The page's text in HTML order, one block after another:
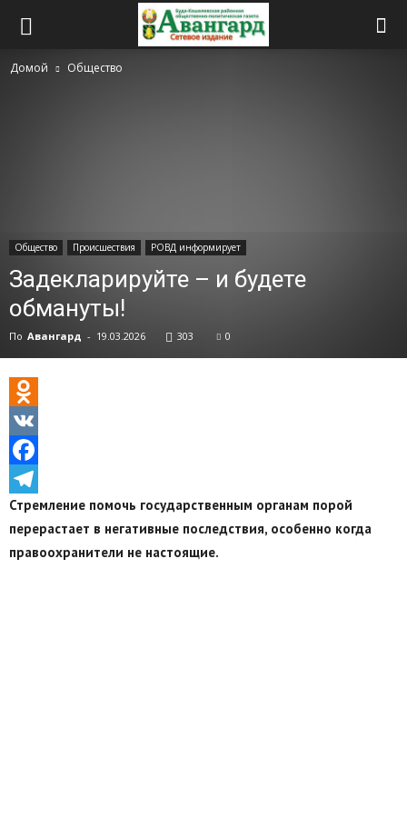
Домой Общество
Общество Происшествия РОВД информирует
Задекларируйте – и будете
обмануты!
По Авангард - 19.03.2026 303 0
Odnoklassniki
VK
Facebook
Telegram
Стремление помочь государственным органам порой
перерастает в негативные последствия, особенно когда
правоохранители не настоящие.